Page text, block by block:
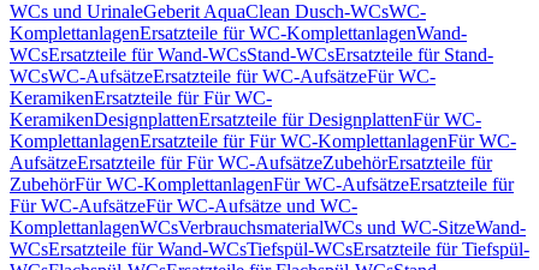
WCs und UrinaleGeberit AquaClean Dusch-WCsWC-
KomplettanlagenErsatzteile für WC-KomplettanlagenWand-
WCsErsatzteile für Wand-WCsStand-WCsErsatzteile für Stand-
WCsWC-AufsätzeErsatzteile für WC-AufsätzeFür WC-
KeramikenErsatzteile für Für WC-
KeramikenDesignplattenErsatzteile für DesignplattenFür WC-
KomplettanlagenErsatzteile für Für WC-KomplettanlagenFür WC-
AufsätzeErsatzteile für Für WC-AufsätzeZubehörErsatzteile für
ZubehörFür WC-KomplettanlagenFür WC-AufsätzeErsatzteile für
Für WC-AufsätzeFür WC-Aufsätze und WC-
KomplettanlagenWCsVerbrauchsmaterialWCs und WC-SitzeWand-
WCsErsatzteile für Wand-WCsTiefspül-WCsErsatzteile für Tiefspül-